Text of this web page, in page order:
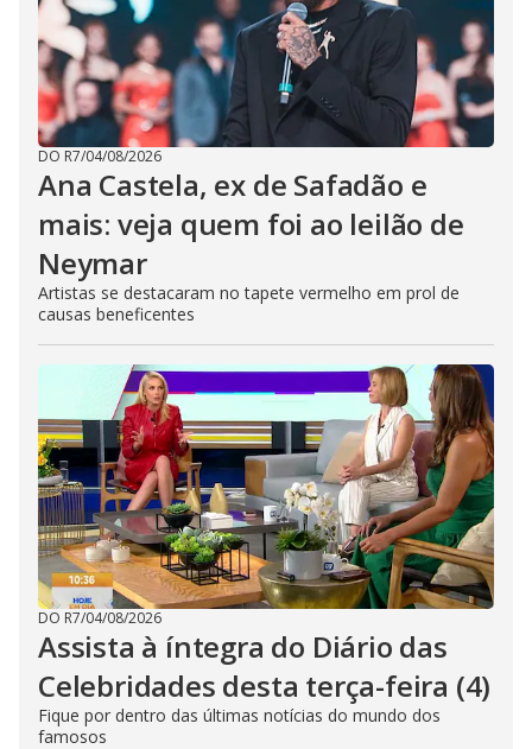
DO R7/04/08/2026
Ana Castela, ex de Safadão e
mais: veja quem foi ao leilão de
Neymar
Artistas se destacaram no tapete vermelho em prol de
causas beneficentes
DO R7/04/08/2026
Assista à íntegra do Diário das
Celebridades desta terça-feira (4)
Fique por dentro das últimas notícias do mundo dos
famosos